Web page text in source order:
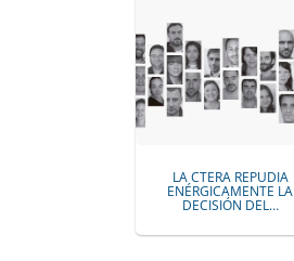
LA CTERA REPUDIA
ENÉRGICAMENTE LA
DECISIÓN DEL…